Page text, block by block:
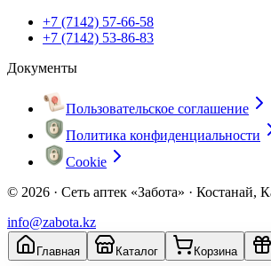
+7 (7142) 57-66-58
+7 (7142) 53-86-83
Документы
Пользовательское соглашение
Политика конфиденциальности
Cookie
© 2026 · Сеть аптек «Забота» · Костанай,
info@zabota.kz
Главная Каталог Корзина